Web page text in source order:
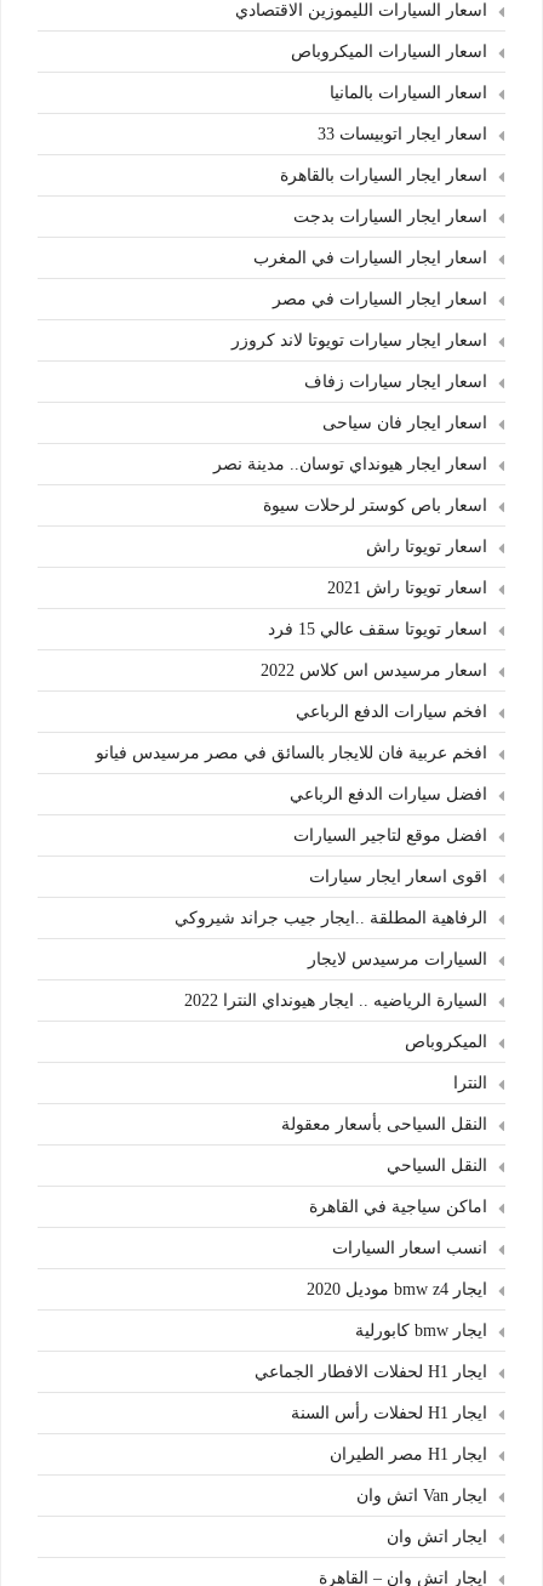
اسعار السيارات الليموزين الاقتصادي
اسعار السيارات الميكروباص
اسعار السيارات بالمانيا
اسعار ايجار اتوبيسات 33
اسعار ايجار السيارات بالقاهرة
اسعار ايجار السيارات بدجت
اسعار ايجار السيارات في المغرب
اسعار ايجار السيارات في مصر
اسعار ايجار سيارات تويوتا لاند كروزر
اسعار ايجار سيارات زفاف
اسعار ايجار فان سياحى
اسعار ايجار هيونداي توسان.. مدينة نصر
اسعار باص كوستر لرحلات سيوة
اسعار تويوتا راش
اسعار تويوتا راش 2021
اسعار تويوتا سقف عالي 15 فرد
اسعار مرسيدس اس كلاس 2022
افخم سيارات الدفع الرباعي
افخم عربية فان للايجار بالسائق في مصر مرسيدس فيانو
افضل سيارات الدفع الرباعي
افضل موقع لتاجير السيارات
اقوى اسعار ايجار سيارات
الرفاهية المطلقة ..ايجار جيب جراند شيروكي
السيارات مرسيدس لايجار
السيارة الرياضيه .. ايجار هيونداي النترا 2022
الميكروباص
النترا
النقل السياحى بأسعار معقولة
النقل السياحي
اماكن سياجية في القاهرة
انسب اسعار السيارات
ايجار bmw z4 موديل 2020
ايجار bmw كابورلية
ايجار H1 لحفلات الافطار الجماعي
ايجار H1 لحفلات رأس السنة
ايجار H1 مصر الطيران
ايجار Van اتش وان
ايجار اتش وان
ايجار اتش وان – القاهرة